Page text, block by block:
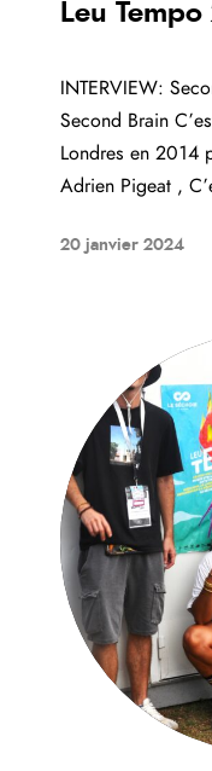
Leu
INTERVIEW:
Second Brain
Londres en 2014
Adrien Pigeat ,
20 janvier 2024